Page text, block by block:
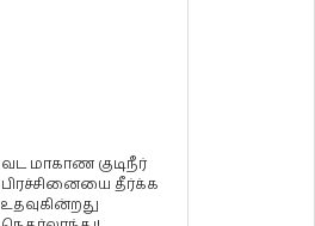
வட மாகாண குடிநீர்
பிரச்சினையை தீர்க்க
உதவுகின்றது